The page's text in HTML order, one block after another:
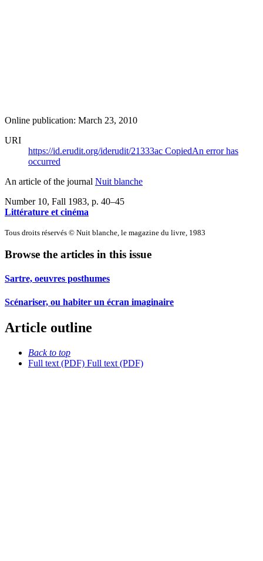
Online publication: March 23, 2010
URI
https://id.erudit.org/iderudit/21333ac CopiedAn error has
occurred
An article of the journal Nuit blanche
Number 10, Fall 1983, p. 40–45
Littérature et cinéma
Tous droits réservés © Nuit blanche, le magazine du livre, 1983
Browse the articles in this issue
Sartre, oeuvres posthumes
Scénariser, ou habiter un écran imaginaire
Article outline
Back to top
Full text (PDF) Full text (PDF)